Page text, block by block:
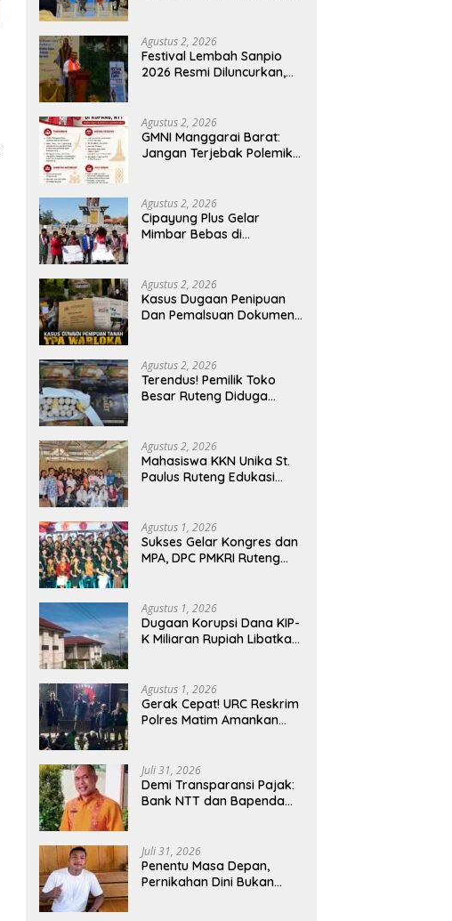
Agustus 2, 2026
Festival Lembah Sanpio
2026 Resmi Diluncurkan,
untuk Dukung Generasi
Berkarakter
Agustus 2, 2026
GMNI Manggarai Barat:
Jangan Terjebak Polemik
Berdampak bagi Rakyat
Agustus 2, 2026
Cipayung Plus Gelar
Mimbar Bebas di
Penyematan Gelar “Raja
Timor” kepada Jokowi
Agustus 2, 2026
Kasus Dugaan Penipuan
Dan Pemalsuan Dokumen
Gelar Perkara,
Penyelidikan Polres
Manggarai Barat
Agustus 2, 2026
Terendus! Pemilik Toko
Besar Ruteng Diduga
Flores
Agustus 2, 2026
Mahasiswa KKN Unika St.
Paulus Ruteng Edukasi
Galong, Kota Komba
Utara
Agustus 1, 2026
Sukses Gelar Kongres dan
MPA, DPC PMKRI Ruteng
Agustus 1, 2026
Dugaan Korupsi Dana KIP-
K Miliaran Rupiah Libatkan
Agustus 1, 2026
Gerak Cepat! URC Reskrim
Polres Matim Amankan
Golo Kantar
Juli 31, 2026
​Demi Transparansi Pajak:
Bank NTT dan Bapenda
Juli 31, 2026
Penentu Masa Depan,
Pernikahan Dini Bukan